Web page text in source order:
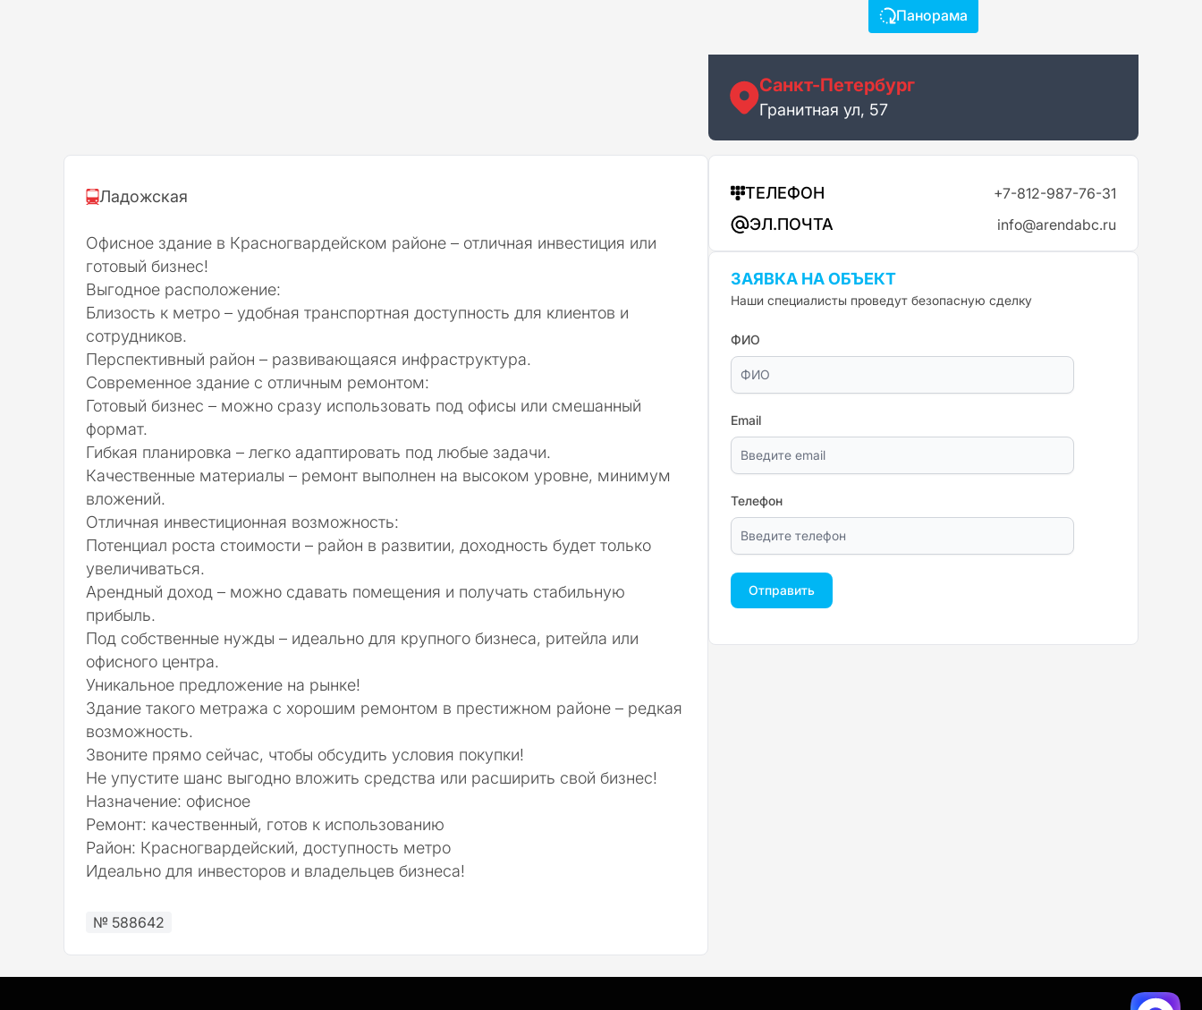
Ладожская
Офисное здание в Красногвардейском районе – отличная инвестиция или
готовый бизнес!
Выгодное расположение:
Близость к метро – удобная транспортная доступность для клиентов и
сотрудников.
Перспективный район – развивающаяся инфраструктура.
Современное здание с отличным ремонтом:
Готовый бизнес – можно сразу использовать под офисы или смешанный
формат.
Гибкая планировка – легко адаптировать под любые задачи.
Качественные материалы – ремонт выполнен на высоком уровне, минимум
вложений.
Отличная инвестиционная возможность:
Потенциал роста стоимости – район в развитии, доходность будет только
увеличиваться.
Арендный доход – можно сдавать помещения и получать стабильную
прибыль.
Под собственные нужды – идеально для крупного бизнеса, ритейла или
офисного центра.
Уникальное предложение на рынке!
Здание такого метража с хорошим ремонтом в престижном районе – редкая
возможность.
Звоните прямо сейчас, чтобы обсудить условия покупки!
Не упустите шанс выгодно вложить средства или расширить свой бизнес!
Назначение: офисное
Ремонт: качественный, готов к использованию
Район: Красногвардейский, доступность метро
Идеально для инвесторов и владельцев бизнеса!
№ 588642
Панорама
Санкт-Петербург
Гранитная ул, 57
ТЕЛЕФОН +7-812-987-76-31
ЭЛ.ПОЧТА info@arendabc.ru
ЗАЯВКА НА ОБЪЕКТ
Наши специалисты проведут безопасную сделку
ФИО
Email
Телефон
Отправить